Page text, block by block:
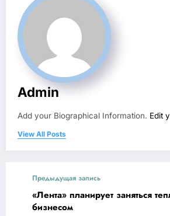
Admin
Add your Biographical Information. Edit
View All Posts
Предыдущая запись
«Лента» планирует заняться
бизнесом